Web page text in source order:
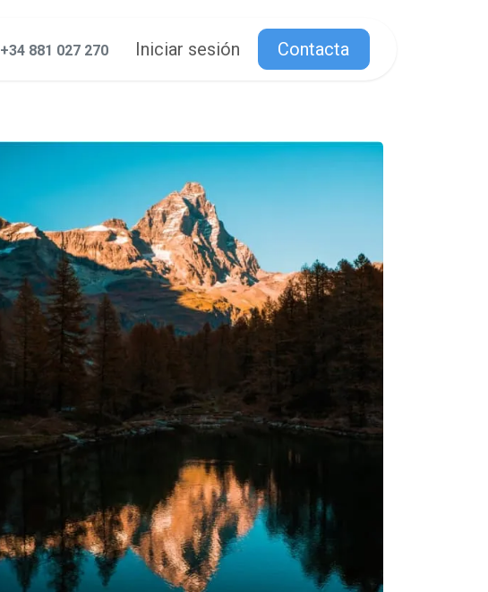
+34 881 027 270 Iniciar sesión Contacta